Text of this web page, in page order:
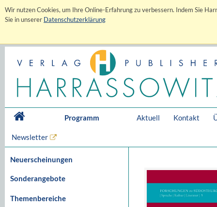
Wir nutzen Cookies, um Ihre Online-Erfahrung zu verbessern. Indem Sie
Sie in unserer Datenschutzerklärung
Programm Aktuell Kontakt
Newsletter
Neuerscheinungen
Sonderangebote
Themenbereiche